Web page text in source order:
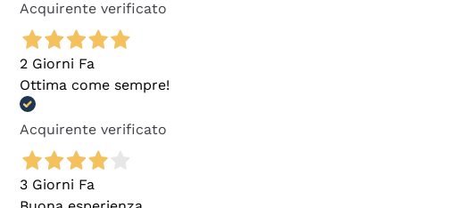
Acquirente verificato
2 Giorni Fa
Ottima come sempre!
Acquirente verificato
3 Giorni Fa